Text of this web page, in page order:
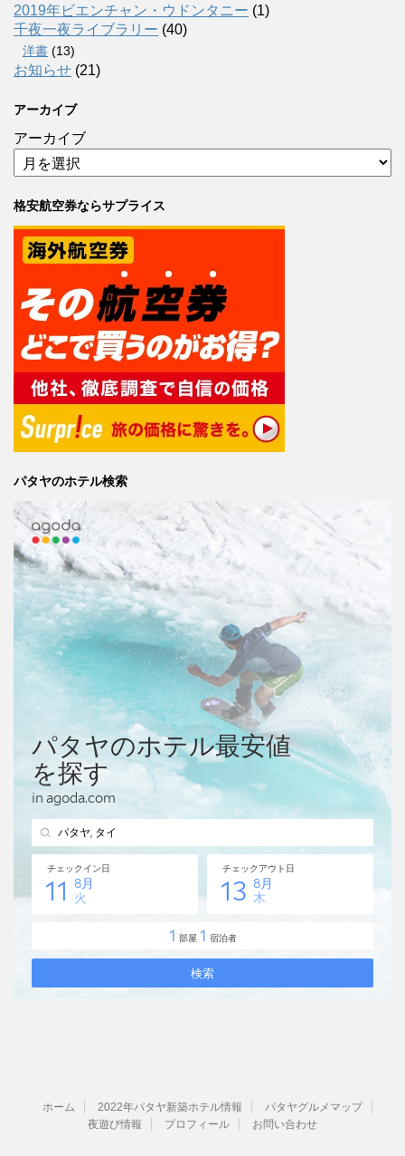
2019年ビエンチャン・ウドンタニー (1)
千夜一夜ライブラリー (40)
洋書 (13)
お知らせ (21)
アーカイブ
アーカイブ
格安航空券ならサプライス
パタヤのホテル検索
ホーム 2022年パタヤ新築ホテル情報
パタヤグルメマップ
夜遊び情報
プロフィール お問い合わせ